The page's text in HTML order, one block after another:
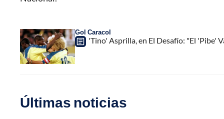
Gol Caracol
'Tino' Asprilla, en El Desafío: "El 'Pibe'
Últimas noticias